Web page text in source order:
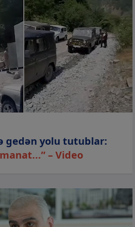
gedən yolu tutublar:
– Video